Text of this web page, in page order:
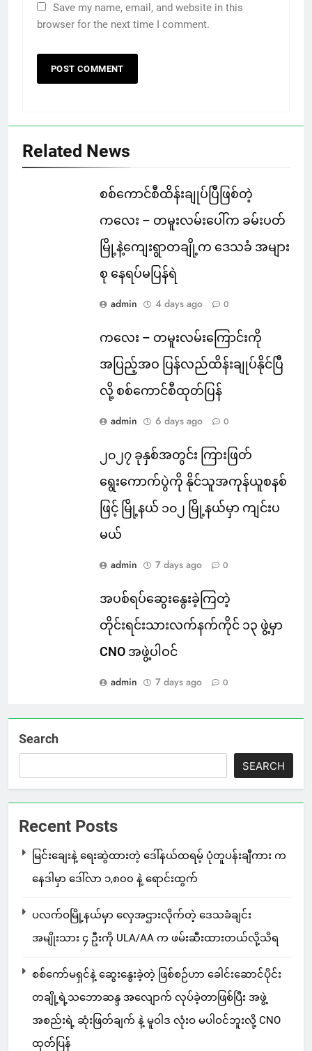
Save my name, email, and website in this
browser for the next time I comment.
Related News
စစ်ကောင်စီထိန်းချုပ်ပြီဖြစ်တဲ့
ကလေး – တမူးလမ်းပေါ်က ခမ်းပတ်
မြို့နဲ့ကျေးရွာတချို့က ဒေသခံ အများ
စု နေရပ်မပြန်ရဲ
admin 4 days ago 0
ကလေး – တမူးလမ်းကြောင်းကို
အပြည့်အဝ ပြန်လည်ထိန်းချုပ်နိုင်ပြီ
လို့ စစ်ကောင်စီထုတ်ပြန်
admin 6 days ago 0
၂၀၂၇ ခုနှစ်အတွင်း ကြားဖြတ်
ရွေးကောက်ပွဲကို နိုင်သူအကုန်ယူစနစ်
ဖြင့် မြို့နယ် ၁၀၂ မြို့နယ်မှာ ကျင်းပ
မယ်
admin 7 days ago 0
အပစ်ရပ်ဆွေးနွေးခဲ့ကြတဲ့
တိုင်းရင်းသားလက်နက်ကိုင် ၁၃ ဖွဲ့မှာ
CNO အဖွဲ့ပါဝင်
admin 7 days ago 0
Search
SEARCH
Recent Posts
မြင်းချေးနဲ့ ရေးဆွဲထားတဲ့ ဒေါ်နယ်ထရမ့် ပုံတူပန်းချီကား က
နေဒါမှာ ဒေါ်လာ ၁,၈၀၀ နဲ့ ရောင်းထွက်
ပလက်ဝမြို့နယ်မှာ လှေအဌားလိုက်တဲ့ ဒေသခံချင်း
အမျိုးသား ၄ ဦးကို ULA/AA က ဖမ်းဆီးထားတယ်လို့သိရ
စစ်ကော်မရှင်နဲ့ ဆွေးနွေးခဲ့တဲ့ ဖြစ်စဉ်ဟာ ခေါင်းဆောင်ပိုင်း
တချို့ရဲ့သဘောဆန္ဒ အလျောက် လုပ်ခဲ့တာဖြစ်ပြီး အဖွဲ့
အစည်းရဲ့ ဆုံးဖြတ်ချက် နဲ့ မူဝါဒ လုံးဝ မပါဝင်ဘူးလို့ CNO
ထုတ်ပြန်